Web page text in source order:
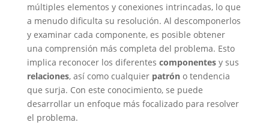
múltiples elementos y conexiones intrincadas, lo que
a menudo dificulta su resolución. Al descomponerlos
y examinar cada componente, es posible obtener
una comprensión más completa del problema. Esto
implica reconocer los diferentes componentesy sus
relaciones, así como cualquier patróno tendencia
que surja. Con este conocimiento, se puede
desarrollar un enfoque más focalizado para resolver
el problema.